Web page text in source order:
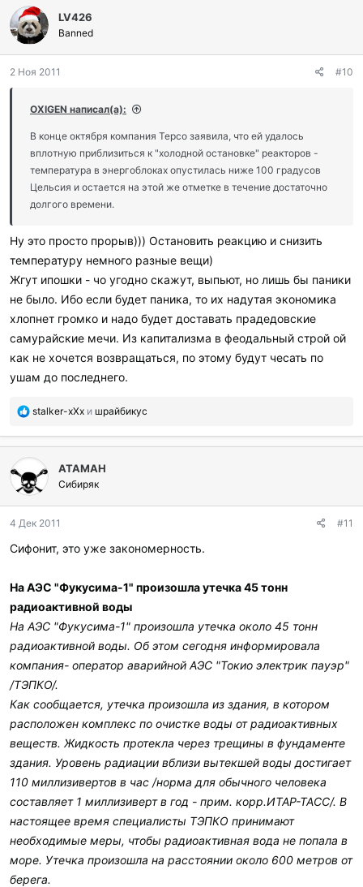
а
г
о
а
и
и
:
LV426
Banned
2 Ноя 2011 #10
OXIGEN написал(а):
В конце октября компания Tepco заявила, что ей удалось
вплотную приблизиться к "холодной остановке" реакторов -
температура в энергоблоках опустилась ниже 100 градусов
Цельсия и остается на этой же отметке в течение достаточно
долгого времени.
Ну это просто прорыв))) Остановить реакцию и снизить
температуру немного разные вещи)
Жгут ипошки - чо угодно скажут, выпьют, но лишь бы паники
не было. Ибо если будет паника, то их надутая экономика
хлопнет громко и надо будет доставать прадедовские
самурайские мечи. Из капитализма в феодальный строй ой
как не хочется возвращаться, по этому будут чесать по
ушам до последнего.
П
б
г
о
а
и
и
stalker-xXx и шрайбикус
ATAMAH
Сибиряк
4 Дек 2011 #11
Сифонит, это уже закономерность.
На АЭС "Фукусима-1" произошла утечка 45 тонн
радиоактивной воды
На АЭС "Фукусима-1" произошла утечка около 45 тонн
радиоактивной воды. Об этом сегодня информировала
компания- оператор аварийной АЭС "Токио электрик пауэр"
/ТЭПКО/.
Как сообщается, утечка произошла из здания, в котором
расположен комплекс по очистке воды от радиоактивных
веществ. Жидкость протекла через трещины в фундаменте
здания. Уровень радиации вблизи вытекшей воды достигает
110 миллизивертов в час /норма для обычного человека
составляет 1 миллизиверт в год - прим. корр.ИТАР-ТАСС/. В
настоящее время специалисты ТЭПКО принимают
необходимые меры, чтобы радиоактивная вода не попала в
море. Утечка произошла на расстоянии около 600 метров от
берега.